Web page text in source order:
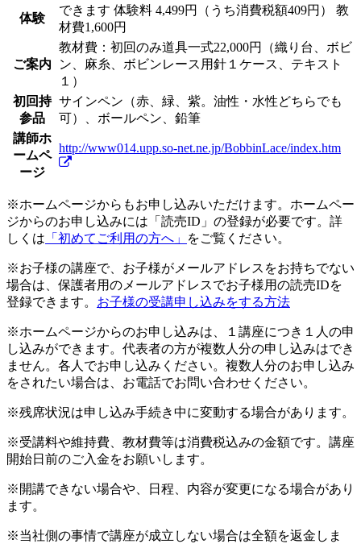
体験
できます 体験料 4,499円（うち消費税額409円） 教
材費1,600円
ご案内
教材費：初回のみ道具一式22,000円（織り台、ボビ
ン、麻糸、ボビンレース用針１ケース、テキスト
１）
初回持
参品
サインペン（赤、緑、紫。油性・水性どちらでも
可）、ボールペン、鉛筆
講師ホ
ームペ
ージ
http://www014.upp.so-net.ne.jp/BobbinLace/index.htm
※ホームページからもお申し込みいただけます。ホームペー
ジからのお申し込みには「読売ID」の登録が必要です。詳
しくは 「初めてご利用の方へ」 をご覧ください。
※お子様の講座で、お子様がメールアドレスをお持ちでない
場合は、保護者用のメールアドレスでお子様用の読売IDを
登録できます。 お子様の受講申し込みをする方法
※ホームページからのお申し込みは、１講座につき１人の申
し込みができます。代表者の方が複数人分の申し込みはでき
ません。各人でお申し込みください。複数人分のお申し込み
をされたい場合は、お電話でお問い合わせください。
※残席状況は申し込み手続き中に変動する場合があります。
※受講料や維持費、教材費等は消費税込みの金額です。講座
開始日前のご入金をお願いします。
※開講できない場合や、日程、内容が変更になる場合があり
ます。
※当社側の事情で講座が成立しない場合は全額を返金しま